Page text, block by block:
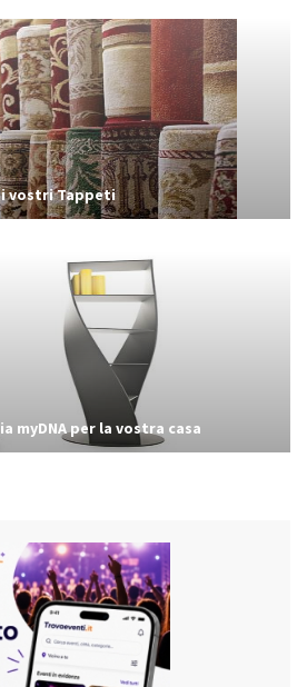
i vostri Tappeti
myDNA per la vostra casa